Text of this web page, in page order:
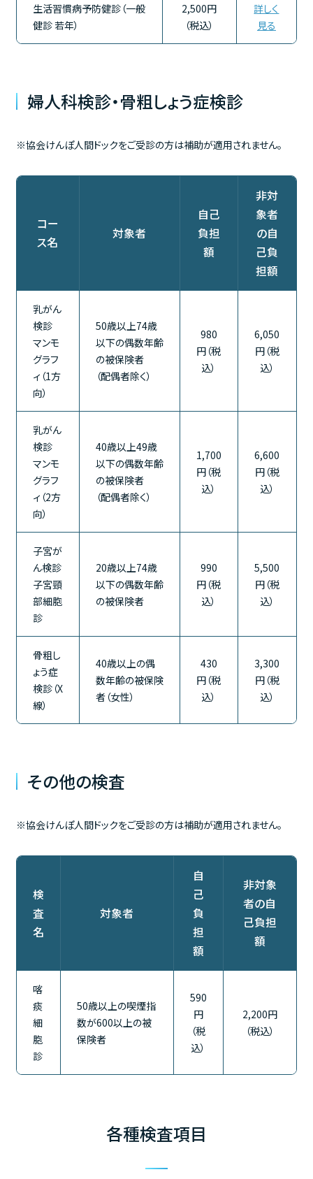
生活習慣病予防健診（一般
健診 若年）
2,500円
（税込）
詳しく
見る
婦人科検診・骨粗しょう症検診
※協会けんぽ人間ドックをご受診の方は補助が適用されません。
コー
ス名
対象者
自己
負担
額
非対
象者
の自
己負
担額
乳がん
検診
マンモ
グラフ
ィ（1方
向）
50歳以上74歳
以下の偶数年齢
の被保険者
（配偶者除く）
980
円（税
込）
6,050
円（税
込）
乳がん
検診
マンモ
グラフ
ィ（2方
向）
40歳以上49歳
以下の偶数年齢
の被保険者
（配偶者除く）
1,700
円（税
込）
6,600
円（税
込）
子宮が
ん検診
子宮頸
部細胞
診
20歳以上74歳
以下の偶数年齢
の被保険者
990
円（税
込）
5,500
円（税
込）
骨粗し
ょう症
検診（X
線）
40歳以上の偶
数年齢の被保険
者（女性）
430
円（税
込）
3,300
円（税
込）
その他の検査
※協会けんぽ人間ドックをご受診の方は補助が適用されません。
検
査
名
対象者
自
己
負
担
額
非対象
者の自
己負担
額
喀
痰
細
胞
診
50歳以上の喫煙指
数が600以上の被
保険者
590
円
（税
込）
2,200円
（税込）
各種検査項目